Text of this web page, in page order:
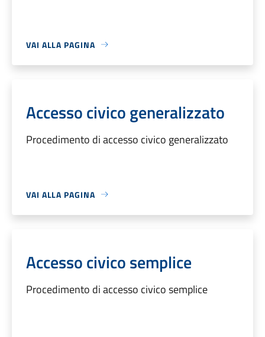
VAI ALLA PAGINA
Accesso civico generalizzato
Procedimento di accesso civico generalizzato
VAI ALLA PAGINA
Accesso civico semplice
Procedimento di accesso civico semplice